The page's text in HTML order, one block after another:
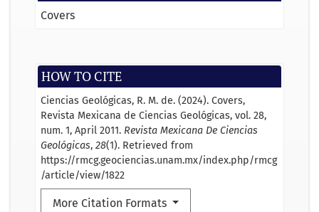
Covers
HOW TO CITE
Ciencias Geológicas, R. M. de. (2024). Covers,
Revista Mexicana de Ciencias Geológicas, vol. 28,
num. 1, April 2011. Revista Mexicana De Ciencias
Geológicas, 28(1). Retrieved from
https://rmcg.geociencias.unam.mx/index.php/rmcg
/article/view/1822
More Citation Formats